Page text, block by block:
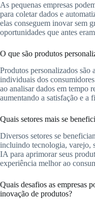
As pequenas empresas
para coletar dados e
elas conseguem inovar sem
oportunidades que antes
O que são produtos
Produtos personalizados são
individuais dos
ao analisar dados em tempo
aumentando a satisfação e a
Quais setores mais se
Diversos setores se
incluindo tecnologia, varejo,
IA para aprimorar seus
experiência melhor ao
Quais desafios as empresas
inovação de produtos?